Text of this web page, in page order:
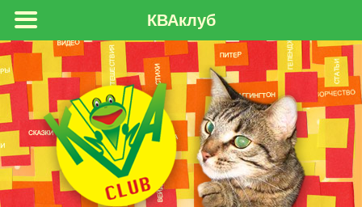
КВАклуб